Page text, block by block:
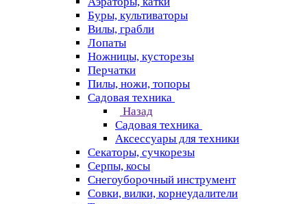
Буры, культиваторы
Вилы, грабли
Лопаты
Ножницы, кусторезы
Перчатки
Пилы, ножи, топоры
Садовая техника
Назад
Садовая техника
Аксессуары для техники
Секаторы, сучкорезы
Серпы, косы
Снегоуборочный инструмент
Совки, вилки, корнеудалители